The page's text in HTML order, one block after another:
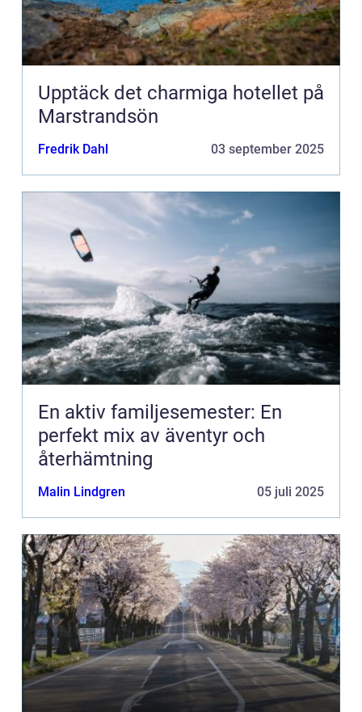
Upptäck det charmiga hotellet på
Marstrandsön
Fredrik Dahl 03 september 2025
En aktiv familjesemester: En
perfekt mix av äventyr och
återhämtning
Malin Lindgren 05 juli 2025